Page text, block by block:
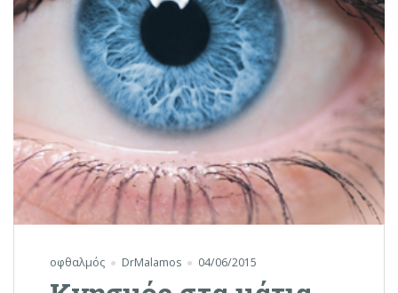
οφθαλμός DrMalamos 04/06/2015